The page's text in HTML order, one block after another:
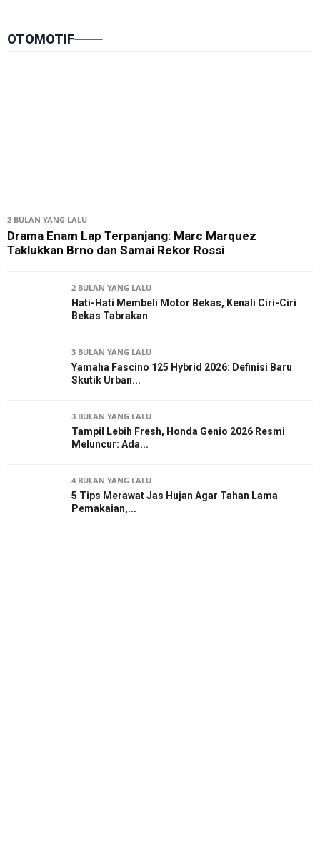
OTOMOTIF
2 BULAN YANG LALU
Drama Enam Lap Terpanjang: Marc Marquez
Taklukkan Brno dan Samai Rekor Rossi
2 BULAN YANG LALU
Hati-Hati Membeli Motor Bekas, Kenali Ciri-Ciri
Bekas Tabrakan
3 BULAN YANG LALU
Yamaha Fascino 125 Hybrid 2026: Definisi Baru
Skutik Urban...
3 BULAN YANG LALU
Tampil Lebih Fresh, Honda Genio 2026 Resmi
Meluncur: Ada...
4 BULAN YANG LALU
5 Tips Merawat Jas Hujan Agar Tahan Lama
Pemakaian,...